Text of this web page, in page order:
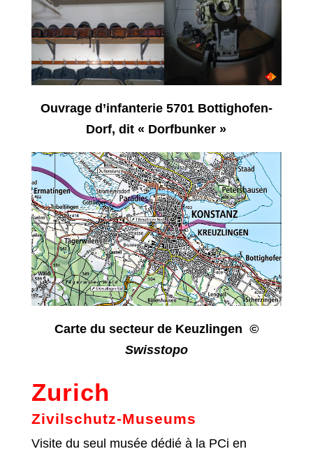
Ouvrage d’infanterie 5701 Bottighofen-
Dorf, dit « Dorfbunker »
Carte du secteur de Keuzlingen ©
Swisstopo
Zurich
Zivilschutz-Museums
Visite du seul musée dédié à la PCi en